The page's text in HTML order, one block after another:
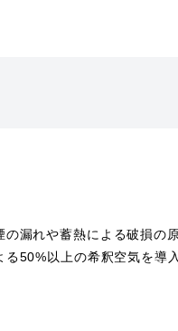
漏れや蓄熱による破損の
る50%以上の希釈空気を